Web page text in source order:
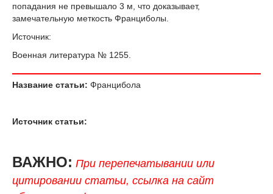
попадания не превышало 3 м, что доказывает,
замечательную меткость Франциболы.
Источник:
Военная литература № 1255.
Название статьи: Францибола
Источник статьи:
ВАЖНО: При перепечатывании или
цитировании статьи, ссылка на сайт